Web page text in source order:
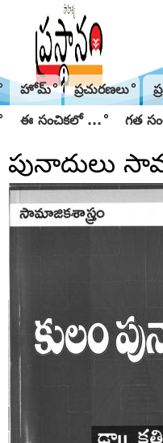
హోమ్ ప్రచురణలు
ఈ సంచికలో ... గత
పునాదులు